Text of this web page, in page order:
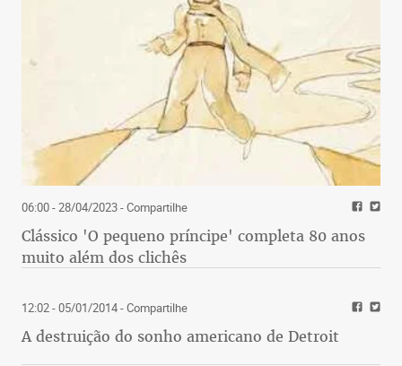
06:00 - 28/04/2023- Compartilhe
Clássico 'O pequeno príncipe' completa 80 anos
muito além dos clichês
12:02 - 05/01/2014- Compartilhe
A destruição do sonho americano de Detroit